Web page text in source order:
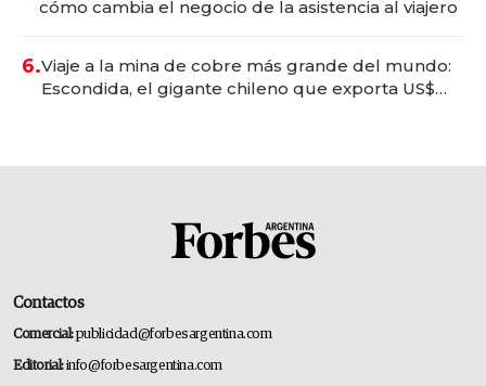
cómo cambia el negocio de la asistencia al viajero
6.Viaje a la mina de cobre más grande del mundo:
Escondida, el gigante chileno que exporta US$
Contactos
Comercial:publicidad@forbesargentina.com
Editorial:info@forbesargentina.com